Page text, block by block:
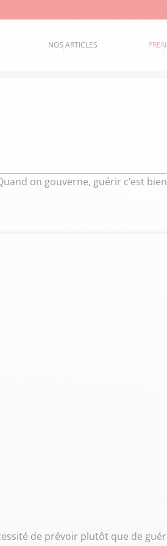
NOS ARTICLES
on gouverne, guérir c’est
de prévoir plutôt que de